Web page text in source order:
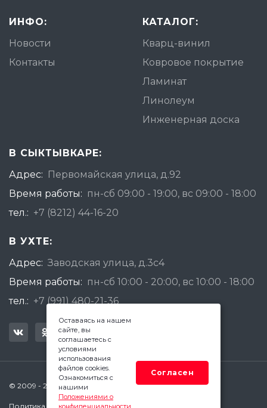
ИНФО:
Новости
Контакты
КАТАЛОГ:
Кварц-винил
Ковровое покрытие
Ламинат
Линолеум
Инженерная доска
В СЫКТЫВКАРЕ:
Адрес: Первомайская улица, д.92
Время работы: пн-сб 09:00 - 19:00, вс 09:00 - 18:00
тел.: +7 (8212) 44-16-20
В УХТЕ:
Адрес: Заводская улица, д.3с4
Время работы: пн-сб 10:00 - 20:00, вс 10:00 - 18:00
тел.: +7 (991) 480-21-36
© 2009 - 2026 Квадратный Метр - Сыктывкар
Политика конфиденциальности
Оставаясь на нашем
сайте, вы
соглашаетесь с
условиями
использования
файлов cookies.
Ознакомиться с
нашими
Положениями о
конфиденциальности
Согласен